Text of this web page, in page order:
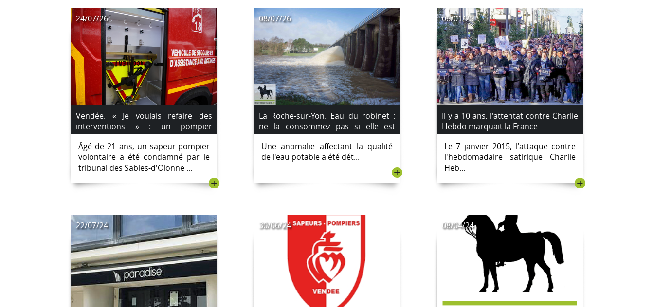
24/07/26
Vendée. « Je voulais refaire des
interventions » : un pompier
condamné pour des incendies
volontaires
Âgé de 21 ans, un sapeur-pompier
volontaire a été condamné par le
tribunal des Sables-d'Olonne ...
+
08/07/26
La Roche-sur-Yon. Eau du robinet :
ne la consommez pas si elle est
colorée dans plusieurs communes
de Vendée
Une anomalie affectant la qualité
de l'eau potable a été dét...
+
06/01/25
Il y a 10 ans, l'attentat contre Charlie
Hebdo marquait la France
Le 7 janvier 2015, l'attaque contre
l'hebdomadaire satirique Charlie
Heb...
+
22/07/24 30/06/24 08/04/24